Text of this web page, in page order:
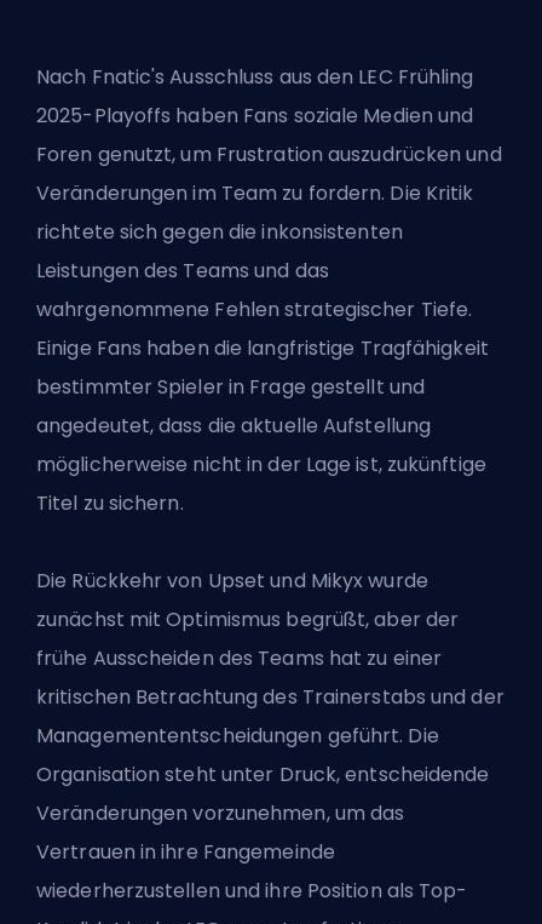
Nach Fnatic's Ausschluss aus den LEC Frühling
2025-Playoffs haben Fans soziale Medien und
Foren genutzt, um Frustration auszudrücken und
Veränderungen im Team zu fordern. Die Kritik
richtete sich gegen die inkonsistenten
Leistungen des Teams und das
wahrgenommene Fehlen strategischer Tiefe.
Einige Fans haben die langfristige Tragfähigkeit
bestimmter Spieler in Frage gestellt und
angedeutet, dass die aktuelle Aufstellung
möglicherweise nicht in der Lage ist, zukünftige
Titel zu sichern.
Die Rückkehr von Upset und Mikyx wurde
zunächst mit Optimismus begrüßt, aber der
frühe Ausscheiden des Teams hat zu einer
kritischen Betrachtung des Trainerstabs und der
Managemententscheidungen geführt. Die
Organisation steht unter Druck, entscheidende
Veränderungen vorzunehmen, um das
Vertrauen in ihre Fangemeinde
wiederherzustellen und ihre Position als Top-